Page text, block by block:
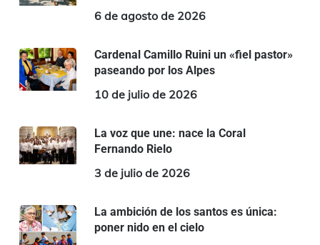
6 de agosto de 2026
Cardenal Camillo Ruini un «fiel pastor»
paseando por los Alpes
10 de julio de 2026
La voz que une: nace la Coral
Fernando Rielo
3 de julio de 2026
La ambición de los santos es única:
poner nido en el cielo